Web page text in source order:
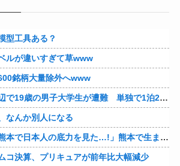
型工具ある？
ルが違いすぎて草www
銘柄大量除外へwww
北アルプス槍ヶ岳周辺で19歳の男子大学生が遭難 単独で1泊2日の予定で入山も連絡取れず 警察が9日以降捜索予定
なんか別人になる
【仰天】ドイツ人「熊本で日本人の底力を見た…!」熊本で生まれて初めて震度7の大地震を経験したドイツ人。直後、日本人たちの行動に衝撃を受けてしまう…
コ決算、プリキュアが前年比大幅減少